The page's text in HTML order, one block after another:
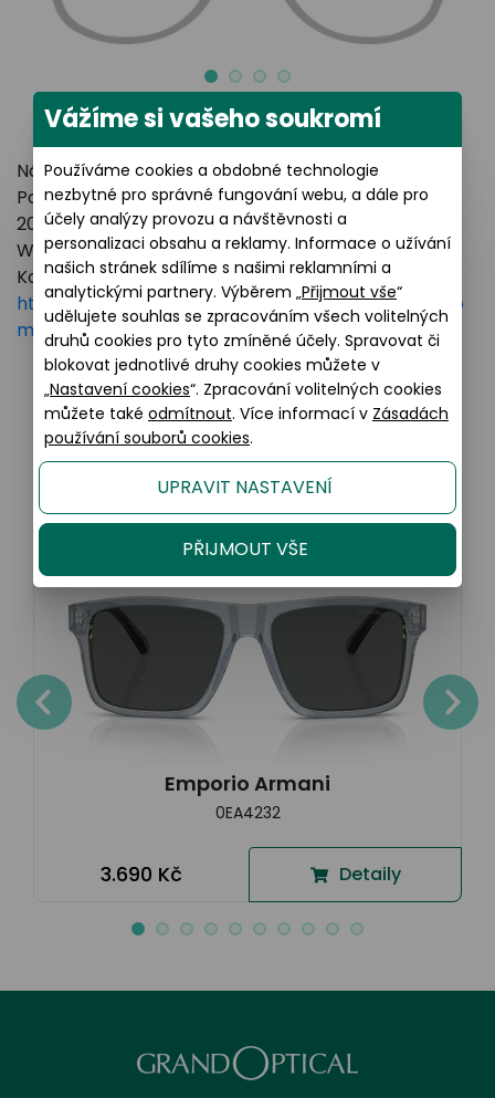
Název výrobce: LUXOTTICA GROUP
Poštovní adresa: Piazzale Luigi Cadorna 3 Milano,
20123 Italy
Webové stránky:https://www.essilorluxottica.com
Kontakt:
https://www.essilorluxottica.com/en/brands/custo
mer-care
Podobné produkty
Emporio Armani
0EA4232
3.690 Kč Detaily
Vážíme si vašeho soukromí
Používáme cookies a obdobné technologie
nezbytné pro správné fungování webu, a dále pro
účely analýzy provozu a návštěvnosti a
personalizaci obsahu a reklamy. Informace o užívání
našich stránek sdílíme s našimi reklamními a
analytickými partnery. Výběrem „Přijmout vše“
udělujete souhlas se zpracováním všech volitelných
druhů cookies pro tyto zmíněné účely. Spravovat či
blokovat jednotlivé druhy cookies můžete v
„Nastavení cookies“. Zpracování volitelných cookies
můžete také odmítnout. Více informací v Zásadách
používání souborů cookies.
UPRAVIT NASTAVENÍ
PŘIJMOUT VŠE